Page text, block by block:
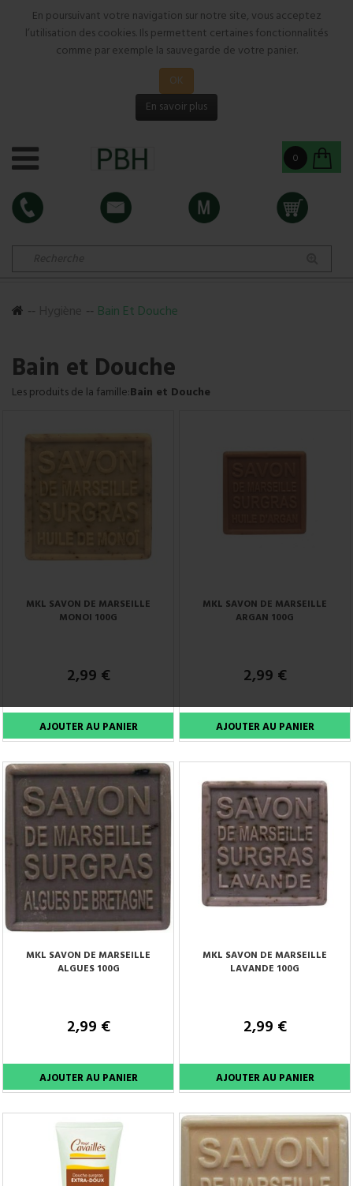
En poursuivant votre navigation sur notre site, vous acceptez
l’utilisation des cookies. Ils permettent certaines fonctionnalités
comme par exemple la sauvegarde de votre panier.
OK
En savoir plus
0
Bain Et Douche
Bain et Douche
Les produits de la famille:Bain et Douche
MKL SAVON DE MARSEILLE
MONOI 100G
2,99 €
MKL SAVON DE MARSEILLE
ARGAN 100G
2,99 €
MKL SAVON DE MARSEILLE
ALGUES 100G
2,99 €
MKL SAVON DE MARSEILLE
LAVANDE 100G
2,99 €